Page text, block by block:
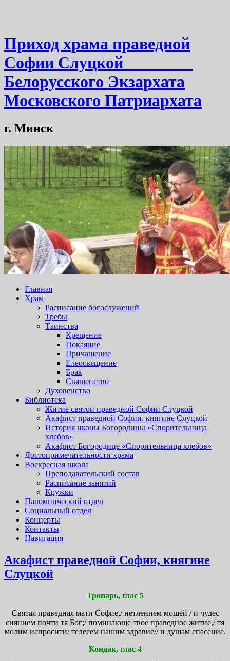
Приход храма праведной
Софии Слуцкой ________
Белорусского Экзархата
Московского Патриархата
г. Минск
Главная
Храм
Расписание богослужений
Требы
Таинства
Крещение
Покаяние
Причащение
Елеосвящение
Брак
Священство
Духовенство
Библиотека
Житие святой праведной Софии Слуцкой
Акафист праведной Софии, княгине Слуцкой
История иконы Богородицы «Спорительница
хлебов»
Акафист Богородице «Спорительница хлебов»
Достопримечательности храма
Воскресная школа
Преподавательский состав
Расписание занятий
Кружки
Паломнический отдел
Социальный отдел
Концерты
Контакты
Навигация
Акафист праведной Софии, княгине
Слуцкой
Тропарь, глас 5
Святая праведная мати Софие,/ нетлением мощей / и чудес
сиянием почти тя Бог;/ поминающе твое праведное житие,/ тя
молим испросити/ телесем нашим здравие// и душам спасение.
Кондак, глас 4